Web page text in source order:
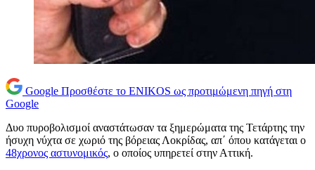
Google Προσθέστε το ENIKOS ως προτιμώμενη πηγή στη
Google
Δυο πυροβολισμοί αναστάτωσαν τα ξημερώματα της Τετάρτης την
ήσυχη νύχτα σε χωριό της βόρειας Λοκρίδας, απ΄ όπου κατάγεται ο
48χρονος αστυνομικός, ο οποίος υπηρετεί στην Αττική.